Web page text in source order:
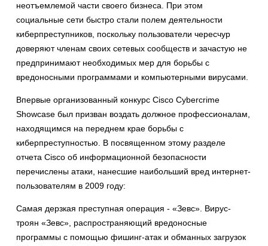
неотъемлемой части своего бизнеса. При этом
социальные сети быстро стали полем деятельности
киберпреступников, поскольку пользователи чересчур
доверяют членам своих сетевых сообществ и зачастую не
предпринимают необходимых мер для борьбы с
вредоносными программами и компьютерными вирусами.
Впервые организованный конкурс Cisco Cybercrime
Showcase был призван воздать должное профессионалам,
находящимся на переднем крае борьбы с
киберпреступностью. В посвященном этому разделе
отчета Cisco об информационной безопасности
перечислены атаки, нанесшие наибольший вред интернет-
пользователям в 2009 году:
Самая дерзкая преступная операция - «Зевс». Вирус-
троян «Зевс», распространяющий вредоносные
программы с помощью фишинг-атак и обманных загрузок